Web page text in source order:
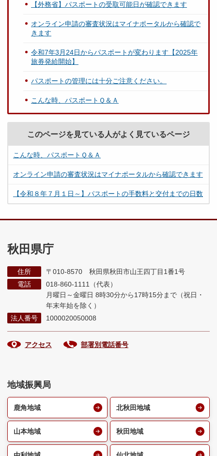
【外務省】パスポートの受取可能日が確認できます
オンライン申請の審査状況はマイナポータルから確認で
きます
令和7年3月24日からパスポートが変わります【2025年
旅券発給開始】
パスポートの管理には十分ご注意ください。
こんな時、パスポートＱ＆Ａ
このページを見ている人がよく見ているページ
こんな時、パスポートＱ＆Ａ
オンライン申請の審査状況はマイナポータルから確認できます
【令和８年７月１日～】パスポートの手数料と交付までの日数
秋田県庁
住所
〒010-8570 秋田県秋田市山王四丁目1番1号
電話
018-860-1111（代表）
月曜日～金曜日 8時30分から17時15分まで （祝日・
年末年始を除く）
法人番号
1000020050008
アクセス 部署別電話番号
地域振興局
鹿角地域 北秋田地域
山本地域 秋田地域